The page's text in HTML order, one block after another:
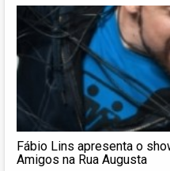
Fábio Lins apresenta o
Amigos na Rua Augusta